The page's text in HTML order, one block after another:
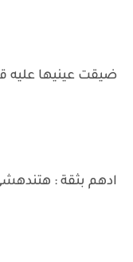
ضيقت عينيها عليه
ادهم بثقة :